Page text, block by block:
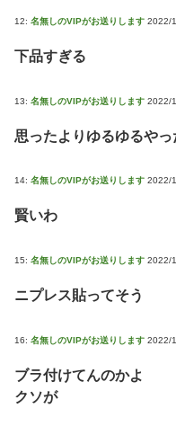
12: 名無しのVIPがお送りします 2022/
下品すぎる
13: 名無しのVIPがお送りします 2022/
思ったよりゆるゆるやっ
14: 名無しのVIPがお送りします 2022/
賢いわ
15: 名無しのVIPがお送りします 2022/
ニプレス貼ってそう
16: 名無しのVIPがお送りします 2022/
ブラ付けてんのかよ
クソが